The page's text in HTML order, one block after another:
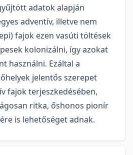
adatok alapján
adventív, illetve nem
fajok ezen vasúti töltések
kolonizálni, így azokat
használni. Ezáltal a
jelentős szerepet
fajok terjeszkedésében,
ritka, őshonos pionír
is lehetőséget adnak.